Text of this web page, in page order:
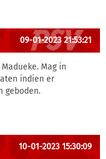
09-01-2023 21:53:21
Mag in
indien er
geboden.
10-01-2023 15:30:09